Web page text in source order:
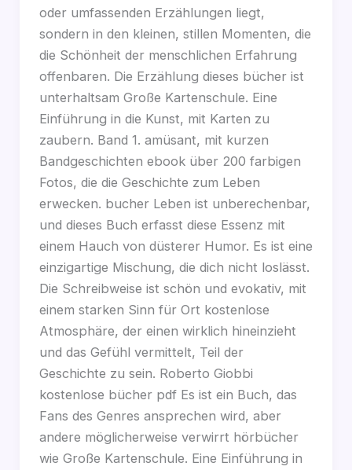
oder umfassenden Erzählungen liegt,
sondern in den kleinen, stillen Momenten, die
die Schönheit der menschlichen Erfahrung
offenbaren. Die Erzählung dieses bücher ist
unterhaltsam Große Kartenschule. Eine
Einführung in die Kunst, mit Karten zu
zaubern. Band 1. amüsant, mit kurzen
Bandgeschichten ebook über 200 farbigen
Fotos, die die Geschichte zum Leben
erwecken. bucher Leben ist unberechenbar,
und dieses Buch erfasst diese Essenz mit
einem Hauch von düsterer Humor. Es ist eine
einzigartige Mischung, die dich nicht loslässt.
Die Schreibweise ist schön und evokativ, mit
einem starken Sinn für Ort kostenlose
Atmosphäre, der einen wirklich hineinzieht
und das Gefühl vermittelt, Teil der
Geschichte zu sein. Roberto Giobbi
kostenlose bücher pdf Es ist ein Buch, das
Fans des Genres ansprechen wird, aber
andere möglicherweise verwirrt hörbücher
wie Große Kartenschule. Eine Einführung in